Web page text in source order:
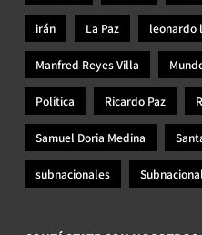
irán La Paz leonardo
Manfred Reyes Villa
Política Ricardo Paz
Samuel Doria Medina
subnacionales